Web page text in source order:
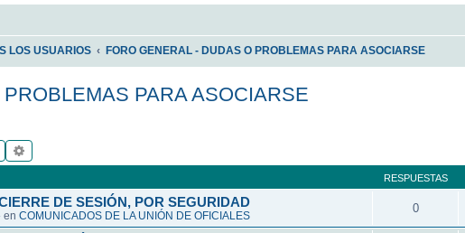
LOS USUARIOS FORO GENERAL - DUDAS O PROBLEMAS PARA ASOCIARSE
PARA ASOCIARSE
Buscar
RESPUESTAS
DE SESIÓN, POR SEGURIDAD
en COMUNICADOS DE LA UNIÓN DE OFICIALES
0